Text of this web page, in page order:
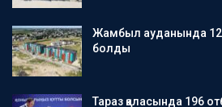
Жамбыл ауданында
болды
Тараз қаласында 196